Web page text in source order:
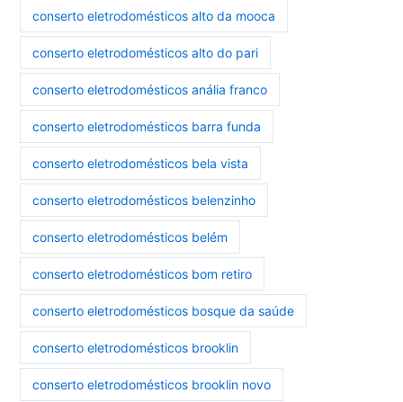
conserto eletrodomésticos alto da mooca
conserto eletrodomésticos alto do pari
conserto eletrodomésticos anália franco
conserto eletrodomésticos barra funda
conserto eletrodomésticos bela vista
conserto eletrodomésticos belenzinho
conserto eletrodomésticos belém
conserto eletrodomésticos bom retiro
conserto eletrodomésticos bosque da saúde
conserto eletrodomésticos brooklin
conserto eletrodomésticos brooklin novo